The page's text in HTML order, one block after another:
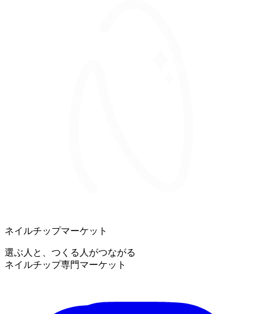
ネイルチップマーケット
選ぶ人と、つくる人がつながる
ネイルチップ専門マーケット